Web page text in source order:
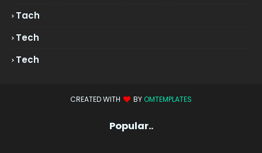
Tach
Tech
Tech
CREATED WITH BY OMTEMPLATES
Popular..